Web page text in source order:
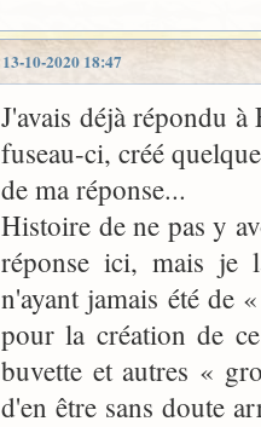
13-10-2020 18:47
J'avais déjà répondu
fuseau-ci, créé
de ma réponse...
Histoire de ne pas y
réponse ici, mais je
n'ayant jamais été de
pour la création de
buvette et autres «
d'en être sans doute